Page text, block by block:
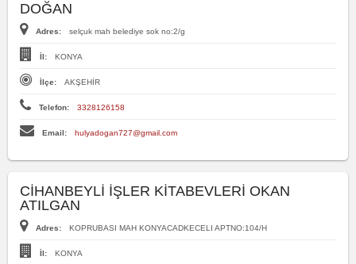
DOĞAN
Adres: selçuk mah belediye sok no:2/g
İl: KONYA
İlçe: AKŞEHİR
Telefon: 3328126158
Email: hulyadogan727@gmail.com
CİHANBEYLİ İŞLER KİTABEVLERİ OKAN
ATILGAN
Adres: KOPRUBASI MAH KONYACADKECELI APTNO:104/H
İl: KONYA